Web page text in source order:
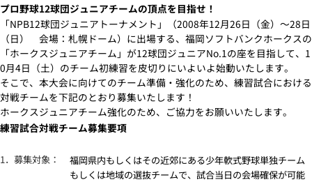
プロ野球12球団ジュニアチームの頂点を目指せ！
「NPB12球団ジュニアトーナメント」（2008年12月26日（金）～28日
（日） 会場：札幌ドーム）に出場する、福岡ソフトバンクホークスの
「ホークスジュニアチーム」が12球団ジュニアNo.1の座を目指して、1
0月4日（土）のチーム初練習を皮切りにいよいよ始動いたします。
そこで、本大会に向けてのチーム準備・強化のため、練習試合における
対戦チームを下記のとおり募集いたします！
ホークスジュニアチーム強化のため、ご協力をお願いいたします。
練習試合対戦チーム募集要項
1．募集対象：
福岡県内もしくはその近郊にある少年軟式野球単独チーム
もしくは地域の選抜チームで、試合当日の会場確保が可能